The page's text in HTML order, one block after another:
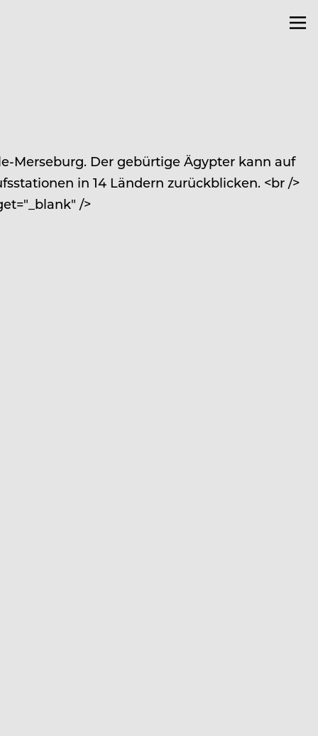
Merseburg. Der gebürtige Ägypter kann auf
in 14 Ländern zurückblicken. <br />
/>